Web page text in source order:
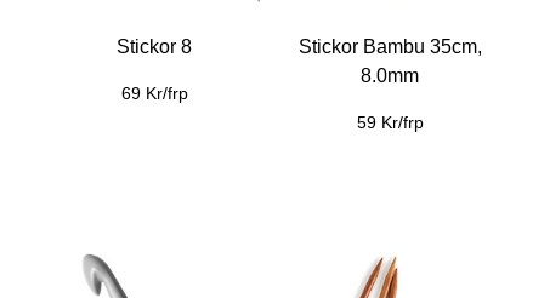
Stickor 8
69 Kr/frp
Stickor Bambu 35cm,
8.0mm
59 Kr/frp